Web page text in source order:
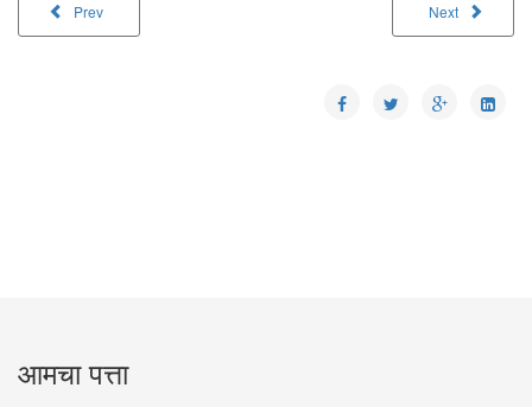
Prev Next
आमचा पत्ता